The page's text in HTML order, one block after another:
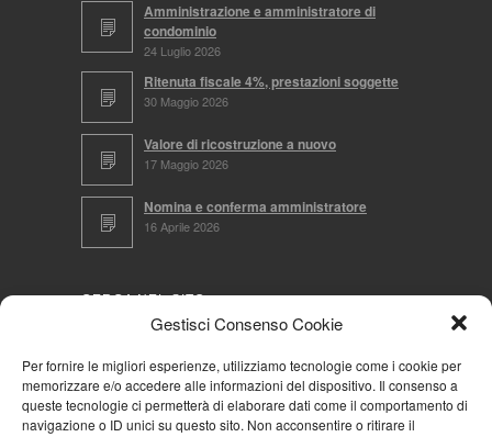
Gestisci Consenso Cookie
Per fornire le migliori esperienze, utilizziamo tecnologie come i cookie per
memorizzare e/o accedere alle informazioni del dispositivo. Il consenso a
queste tecnologie ci permetterà di elaborare dati come il comportamento di
navigazione o ID unici su questo sito. Non acconsentire o ritirare il
Amministrazione e amministratore di
condominio
24 Luglio 2026
Ritenuta fiscale 4%, prestazioni soggette
30 Maggio 2026
Valore di ricostruzione a nuovo
17 Maggio 2026
Nomina e conferma amministratore
16 Aprile 2026
CERCA NEL SITO
NAVIGA PER